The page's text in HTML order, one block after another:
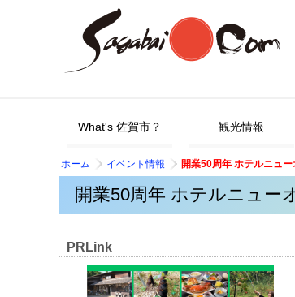
What's 佐賀市？ 観光情報
ホーム イベント情報 開業50周年 ホテルニュ
開業50周年 ホテルニュ
PRLink